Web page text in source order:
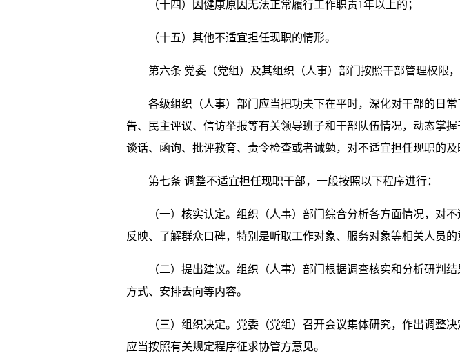
（十四）因健康原因无法正常履行工作职责1年以上的；
（十五）其他不适宜担任现职的情形。
第六条 党委（党组）及其组织（人事）部门按照干部管理权限，
各级组织（人事）部门应当把功夫下在平时，深化对干部的日常
告、民主评议、信访举报等有关领导班子和干部队伍情况，动态掌
谈话、函询、批评教育、责令检查或者诫勉，对不适宜担任现职的及
第七条 调整不适宜担任现职干部，一般按照以下程序进行：
（一）核实认定。组织（人事）部门综合分析各方面情况，对不
反映、了解群众口碑，特别是听取工作对象、服务对象等相关人员
（二）提出建议。组织（人事）部门根据调查核实和分析研判结
方式、安排去向等内容。
（三）组织决定。党委（党组）召开会议集体研究，作出调整决
应当按照有关规定程序征求协管方意见。